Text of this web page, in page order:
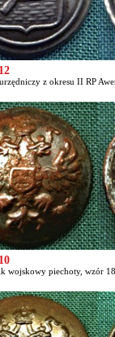
z okresu II RP
wojskowy piechoty, wzór